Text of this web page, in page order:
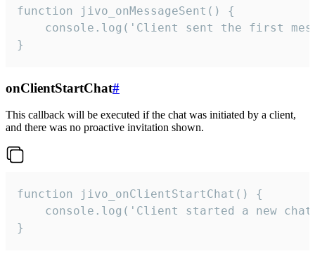
function jivo_onMessageSent() {
console.log('Client sent the first
}
onClientStartChat#
This callback will be executed if the chat was initiated by a client,
and there was no proactive invitation shown.
function jivo_onClientStartChat() {
console.log('Client started a new
}